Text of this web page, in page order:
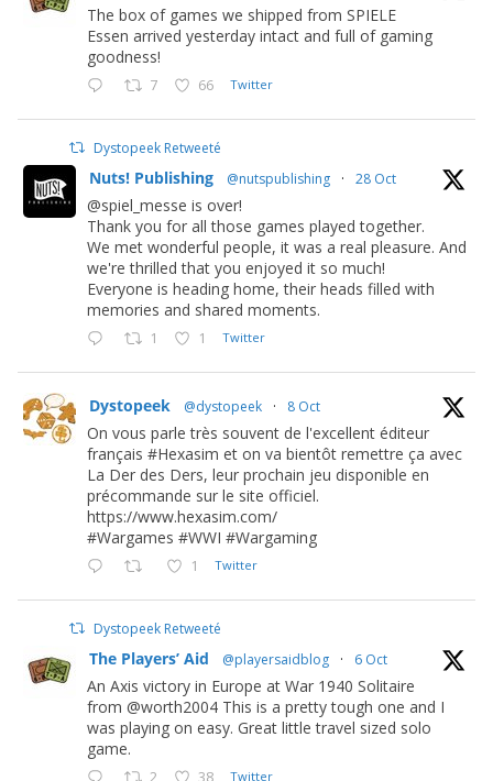
The box of games we shipped from SPIELE
Essen arrived yesterday intact and full of gaming
goodness!
7 66 Twitter
Dystopeek Retweeté
Nuts! Publishing @nutspublishing · 28 Oct
@spiel_messe is over!
Thank you for all those games played together.
We met wonderful people, it was a real pleasure. And
we're thrilled that you enjoyed it so much!
Everyone is heading home, their heads filled with
memories and shared moments.
1 1 Twitter
Dystopeek @dystopeek · 8 Oct
On vous parle très souvent de l'excellent éditeur
français #Hexasim et on va bientôt remettre ça avec
La Der des Ders, leur prochain jeu disponible en
précommande sur le site officiel.
https://www.hexasim.com/
#Wargames #WWI #Wargaming
1 Twitter
Dystopeek Retweeté
The Players’ Aid @playersaidblog · 6 Oct
An Axis victory in Europe at War 1940 Solitaire
from @worth2004 This is a pretty tough one and I
was playing on easy. Great little travel sized solo
game.
2 38 Twitter